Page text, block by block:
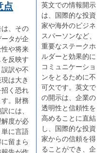
点
、その
タが企
や将来
反映す
訳や不
は大き
く恐れ
。財務
には、
度が必
に言語
留まら
英文での情報開示
は、国際的な投資
家や海外のビジネ
スパーソンなど、
重要なステークホ
ルダーと効果的に
コミュニケーショ
ンをとるために不
可欠です。英文で
の開示は、企業の
透明性と信頼性を
高めることに直結
し、国際的な投資
家からの信頼を得
ることができ、企